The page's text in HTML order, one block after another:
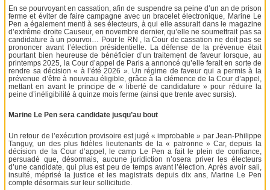
En se pourvoyant en cassation, afin de suspendre sa peine d’un an de prison
ferme et éviter de faire campagne avec un bracelet électronique, Marine Le
Pen a également menti à ses électeurs, à qui elle assurait dans le magazine
d’extrême droite Causeur, en novembre dernier, qu’elle ne soumettrait pas sa
candidature à un pourvoi… Pour le RN , la Cour de cassation ne doit pas se
prononcer avant l’élection présidentielle. La défense de la prévenue était
pourtant bien heureuse de bénéficier d’un traitement de faveur lorsque, au
printemps 2025, la Cour d’appel de Paris a annoncé qu’elle ferait en sorte de
rendre sa décision « à l’été 2026 ». Un régime de faveur qui a permis à la
prévenue d’être à nouveau éligible, grâce à la clémence de la Cour d’appel,
mettant en avant le principe de « liberté de candidature » pour réduire la
peine d’inéligibilité à quinze mois ferme (ainsi que trente avec sursis).
Marine Le Pen sera candidate jusqu’au bout
Un retour de l’exécution provisoire est jugé « improbable » par Jean-Philippe
Tanguy, un des plus fidèles lieutenants de la « patronne » Car, depuis la
décision de la Cour d’appel, le camp Le Pen a fait le plein de confiance,
persuadé que, désormais, aucune juridiction n’osera priver les électeurs
d’une candidate, qui plus est peu de temps avant l’élection. Après avoir sali,
insulté, méprisé la justice et les magistrats depuis dix ans, Marine Le Pen
compte désormais sur leur sollicitude.